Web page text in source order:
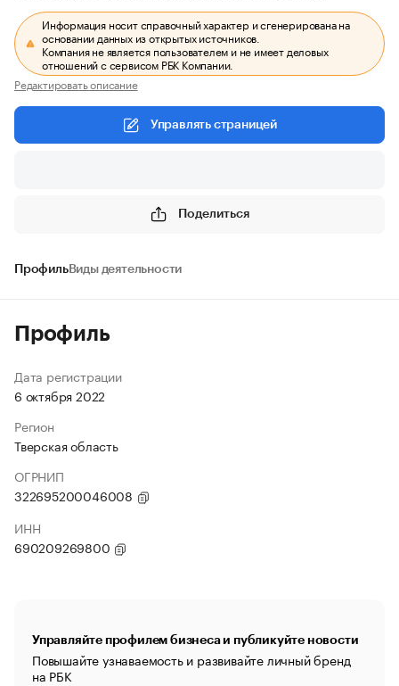
Информация носит справочный характер и сгенерирована на
основании данных из открытых источников.
Компания не является пользователем и не имеет деловых
отношений с сервисом РБК Компании.
Редактировать описание
Управлять страницей
Поделиться
ПрофильВиды деятельности
Профиль
Дата регистрации
6 октября 2022
Регион
Тверская область
ОГРНИП
322695200046008
ИНН
690209269800
Управляйте профилем бизнеса и публикуйте новости
Повышайте узнаваемость и развивайте личный бренд
на РБК